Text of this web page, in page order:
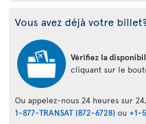
Vous avez déjà votre
Vérifiez la
cliquant sur le
Ou appelez-nous 24 heures sur
1-877-TRANSAT (872-6728) ou +1-